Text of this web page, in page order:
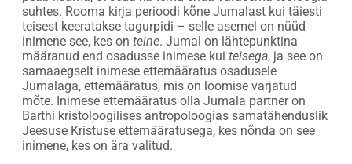
suhtes. Rooma kirja perioodi kõne Jumalast kui täiesti
teisest keeratakse tagurpidi – selle asemel on nüüd
inimene see, kes on teine. Jumal on lähtepunktina
määranud end osadusse inimese kui teisega, ja see on
samaaegselt inimese ettemääratus osadusele
Jumalaga, ettemääratus, mis on loomise varjatud
mõte. Inimese ettemääratus olla Jumala partner on
Barthi kristoloogilises antropoloogias samatähenduslik
Jeesuse Kristuse ettemääratusega, kes nõnda on see
inimene, kes on ära valitud.